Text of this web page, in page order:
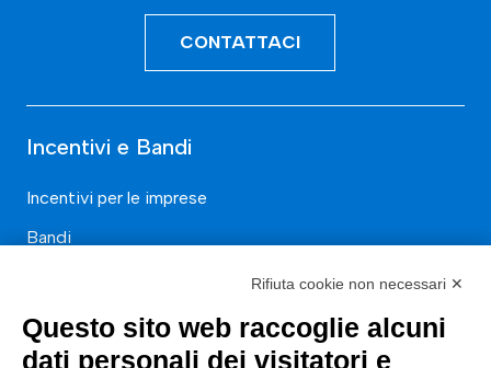
CONTATTACI
Incentivi e Bandi
Incentivi per le imprese
Bandi
Consulenza
Rifiuta cookie non necessari ✕
Questo sito web raccoglie alcuni
dati personali dei visitatori e